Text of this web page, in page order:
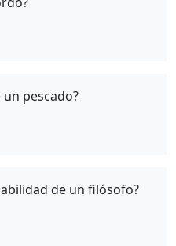
pescado?
de un filósofo?